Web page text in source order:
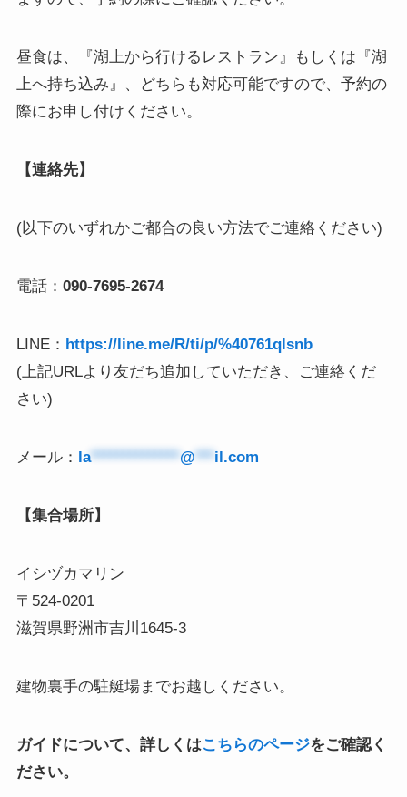
昼食は、『湖上から行けるレストラン』もしくは『湖
上へ持ち込み』、どちらも対応可能ですので、予約の
際にお申し付けください。
【連絡先】
(以下のいずれかご都合の良い方法でご連絡ください)
電話： 090-7695-2674
LINE： https://line.me/R/ti/p/%40761qlsnb
(上記URLより友だち追加していただき、ご連絡くだ
さい)
メール： la**************@***il.com
【集合場所】
イシヅカマリン
〒524-0201
滋賀県野洲市吉川1645-3
建物裏手の駐艇場までお越しください。
ガイドについて、詳しくはこちらのページをご確認く
ださい。